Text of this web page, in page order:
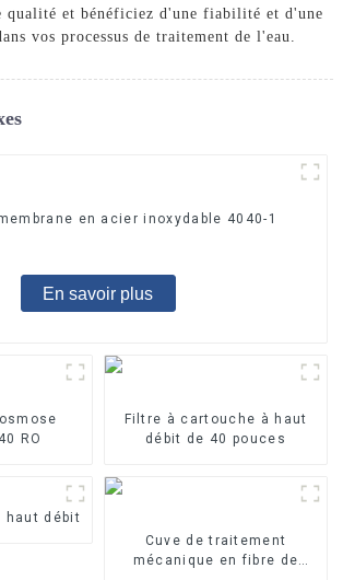
qualité et bénéficiez d'une fiabilité et d'une
vos processus de traitement de l'eau.
en acier inoxydable 4040-1
En savoir plus
RO
Filtre à cartouche à haut
débit de 40 pouces
haut débit
Cuve de traitement
mécanique en fibre de